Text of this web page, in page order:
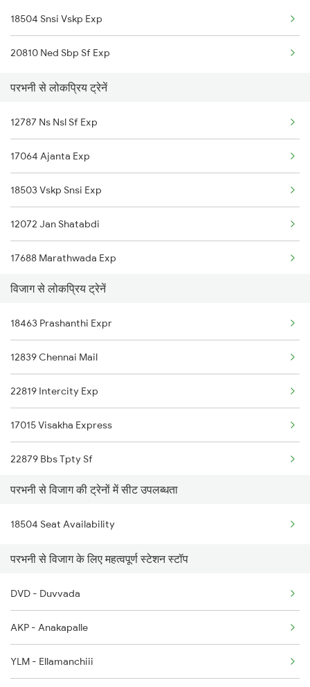
Visakhapatnam to Kasibugga Trains
Parbhani to Kurnool Trains
Parbhani to Shankarpalli Trains
Parbhani to Lingampalli Trains
Parbhani to Chalisgaon Trains
Parbhani to Adilabad Trains
18504 Snsi Vskp Exp
20810 Ned Sbp Sf Exp
परभनी से लोकप्रिय ट्रेनें
12787 Ns Nsl Sf Exp
17064 Ajanta Exp
18503 Vskp Snsi Exp
12072 Jan Shatabdi
17688 Marathwada Exp
12715 Sachkhand Exp
17618 Tapovan Express
17620 Ned Awb Exp
विजाग से लोकप्रिय ट्रेनें
18463 Prashanthi Expr
12839 Chennai Mail
22819 Intercity Exp
17015 Visakha Express
22879 Bbs Tpty Sf
11020 Konark Express
18045 East Coast Exp
2007 Vskp Mas Sf Spl
2008 Mas Vskp Exp
2063 Puri Ypr Spl
2064 Puri Garib Rath
परभनी से विजाग की ट्रेनों में सीट उपलब्धता
18504 Seat Availability
परभनी से विजाग के लिए महत्वपूर्ण स्टेशन स्टॉप
DVD - Duvvada
AKP - Anakapalle
YLM - Ellamanchiii